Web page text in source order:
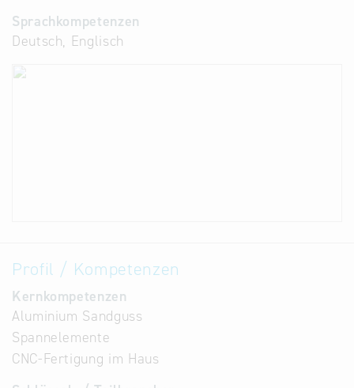
Sprachkompetenzen
Deutsch, Englisch
Profil / Kompetenzen
Kernkompetenzen
Aluminium Sandguss
Spannelemente
CNC-Fertigung im Haus